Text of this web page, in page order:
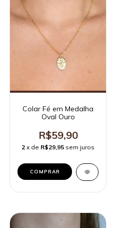
Colar Fé em Medalha
Oval Ouro
R$59,90
2 x de R$29,95 sem juros